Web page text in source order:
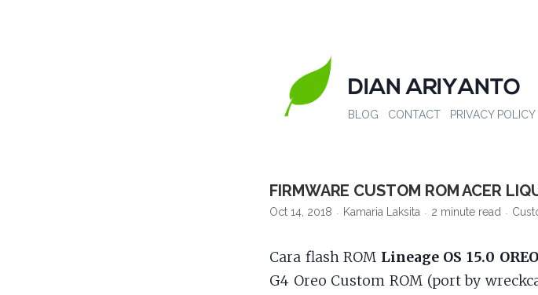
DIAN ARIYANTO
BLOG CONTACT PRIVACY POLICY
FIRMWARE CUSTOM ROM ACER
Oct 14, 2018 Kamaria Laksita 2 minute read
Cara flash ROM Lineage OS 15.0
G4 Oreo Custom ROM (port by